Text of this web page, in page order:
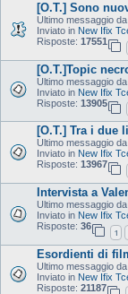
[O.T.] Sono
Ultimo messaggio da
Inviato in New Ifix
Risposte: 17551
[O.T.]Topic
Ultimo messaggio da
Inviato in New Ifix
Risposte: 13905
[O.T.] Tra i due
Ultimo messaggio da
Inviato in New Ifix
Risposte: 13967
Intervista a
Ultimo messaggio da
Inviato in New Ifix
Risposte: 36
1
Esordienti di
Ultimo messaggio da
Inviato in New Ifix
Risposte: 21187